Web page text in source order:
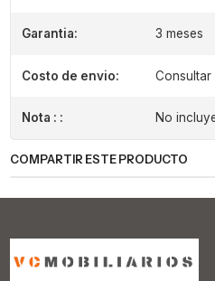
Garantia: 3 meses
Costo de envio: Consultar
Nota : : No
COMPARTIR ESTE PRODUCTO